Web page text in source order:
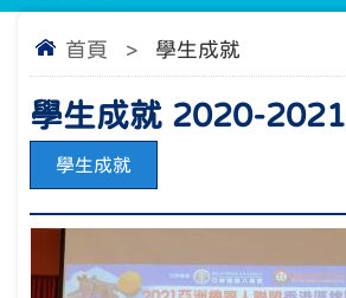
首頁 > 學生成就
學生成就 2020-2021
學生成就